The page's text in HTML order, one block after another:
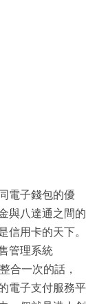
電子錢包的優
與八達通之間的
信用卡的天下。
管理系統
合一次的話，
電子支付服務平